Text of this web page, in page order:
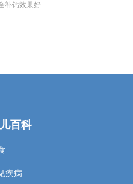
补钙效果好
百科
疾病